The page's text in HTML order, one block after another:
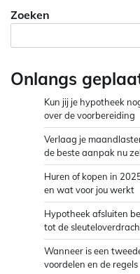
Zoeken
Onlangs
Kun jij je hypotheek
over de voorbereiding
Verlaag je
de beste aanpak nu
Huren of kopen in
en wat voor jou werkt
Hypotheek afsluiten
tot de
Wanneer is een
voordelen en de regels